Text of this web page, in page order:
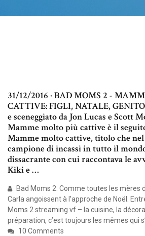
31/12/2016 · BAD MOMS 2 -
CATTIVE: FIGLI, NATALE,
e sceneggiato da Jon Lucas e Scott
Mamme molto più cattive è il
Mamme molto cattive, titolo che
campione di incassi in tutto il
dissacrante con cui raccontava le
Kiki e …
Bad Moms 2. Comme toutes les mères
Carla angoissent à l’approche de Noël.
Moms 2 streaming vf – la cuisine, la
préparation, c’est toujours les mêmes qui
10 Comments